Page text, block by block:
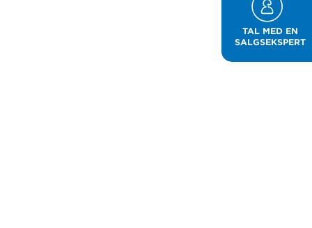
TAL MED EN
SALGSEKSPERT